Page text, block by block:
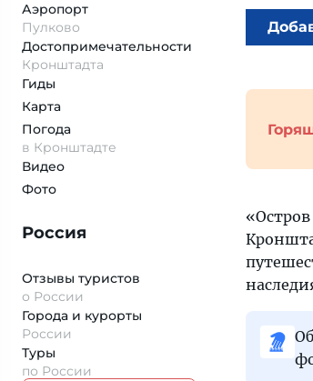
Аэропорт
Пулково
Достопримеча­тельности
Кронштадта
Гиды
Карта
Погода
в Кронштадте
Видео
Фото
Россия
Отзывы туристов
о России
Города и курорты
России
Туры
по России